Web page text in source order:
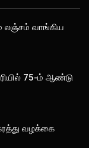
லஞ்சம் வாங்கிய
75-ம் ஆண்டு
வழக்கை